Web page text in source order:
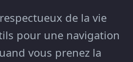
de la vie
pour une navigation
vous prenez la